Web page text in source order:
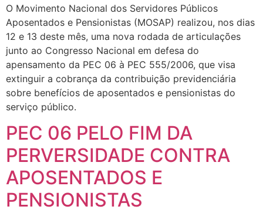
O Movimento Nacional dos Servidores Públicos
Aposentados e Pensionistas (MOSAP) realizou, nos dias
12 e 13 deste mês, uma nova rodada de articulações
junto ao Congresso Nacional em defesa do
apensamento da PEC 06 à PEC 555/2006, que visa
extinguir a cobrança da contribuição previdenciária
sobre benefícios de aposentados e pensionistas do
serviço público.
PEC 06 PELO FIM DA
PERVERSIDADE CONTRA
APOSENTADOS E
PENSIONISTAS